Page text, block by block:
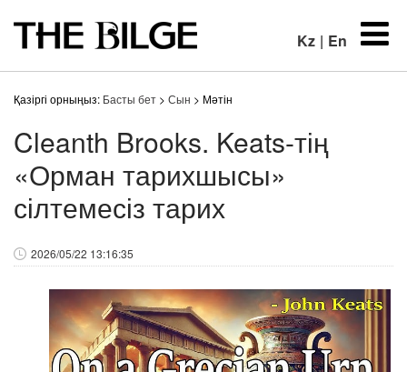
Kz | En
Қазіргі орныңыз: Басты бет > Сын > Мәтін
Cleanth Brooks. Keats-тің
«Орман тарихшысы»
сілтемесіз тарих
2026/05/22 13:16:35